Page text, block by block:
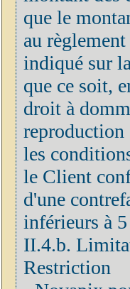
que le
au
indiqué sur
que ce soit,
droit à
reproduction
les
le Client
d'une
inférieurs à
II.4.b.
Restriction